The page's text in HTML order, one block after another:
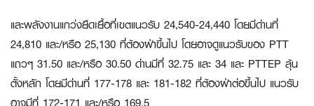
และพลังงานแกว่งยืดเยื้อที่เขตแนวรับ 24,540-24,440 โดยมีด่านที่
24,810 และ/หรือ 25,130 ที่ต้องฝ่าขึ้นไป โดยอาจดูแนวรับของ PTT
แถวๆ 31.50 และ/หรือ 30.50 ด่านมีที่ 32.75 และ 34 และ PTTEP ลุ้น
ตั้งหลัก โดยมีด่านที่ 177-178 และ 181-182 ที่ต้องฝ่าต่อขึ้นไป แนวรับ